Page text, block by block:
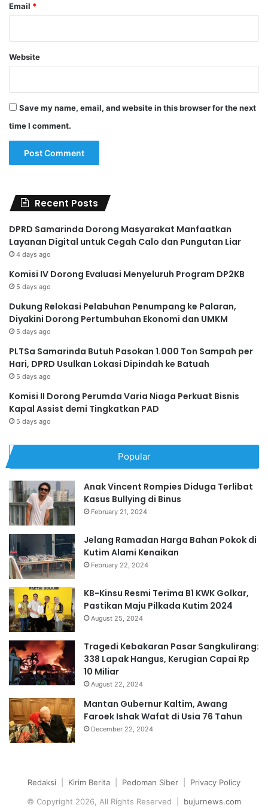
Email *
Website
Save my name, email, and website in this browser for the next
time I comment.
Recent Posts
DPRD Samarinda Dorong Masyarakat Manfaatkan
Layanan Digital untuk Cegah Calo dan Pungutan Liar
4 days ago
Komisi IV Dorong Evaluasi Menyeluruh Program DP2KB
5 days ago
Dukung Relokasi Pelabuhan Penumpang ke Palaran,
Diyakini Dorong Pertumbuhan Ekonomi dan UMKM
5 days ago
PLTSa Samarinda Butuh Pasokan 1.000 Ton Sampah per
Hari, DPRD Usulkan Lokasi Dipindah ke Batuah
5 days ago
Komisi II Dorong Perumda Varia Niaga Perkuat Bisnis
Kapal Assist demi Tingkatkan PAD
5 days ago
Popular
Anak Vincent Rompies Diduga Terlibat
Kasus Bullying di Binus
February 21, 2024
Jelang Ramadan Harga Bahan Pokok di
Kutim Alami Kenaikan
February 22, 2024
KB-Kinsu Resmi Terima B1 KWK Golkar,
Pastikan Maju Pilkada Kutim 2024
August 25, 2024
Tragedi Kebakaran Pasar Sangkulirang:
338 Lapak Hangus, Kerugian Capai Rp
10 Miliar
August 22, 2024
Mantan Gubernur Kaltim, Awang
Faroek Ishak Wafat di Usia 76 Tahun
December 22, 2024
Redaksi Kirim Berita Pedoman Siber
Privacy Policy
© Copyright 2026, All Rights Reserved | bujurnews.com